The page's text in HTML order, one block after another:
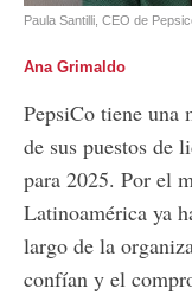
Paula Santilli, CEO de
Ana Grimaldo
PepsiCo tiene una
de sus puestos de
para 2025. Por el
Latinoamérica ya
largo de la
confían y el